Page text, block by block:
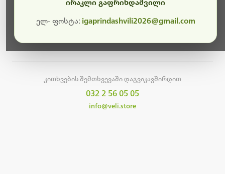
კითხვების შემთხვევაში დაგვიკავშირდით
032 2 56 05 05
info@veli.store
ირაკლი გაფრინდაშვილი
ელ- ფოსტა: igaprindashvili2026@gmail.com